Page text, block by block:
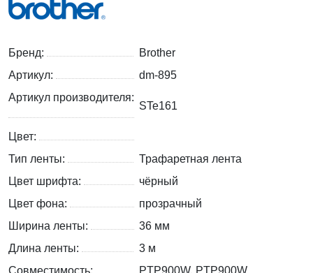
Бренд:
Brother
Артикул:
dm-895
Артикул производителя:
STe161
Цвет:
Тип ленты:
Трафаретная лента
Цвет шрифта:
чёрный
Цвет фона:
прозрачный
Ширина ленты:
36 мм
Длина ленты:
3 м